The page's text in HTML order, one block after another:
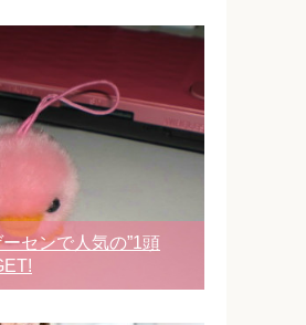
ーセンで人気の”1頭